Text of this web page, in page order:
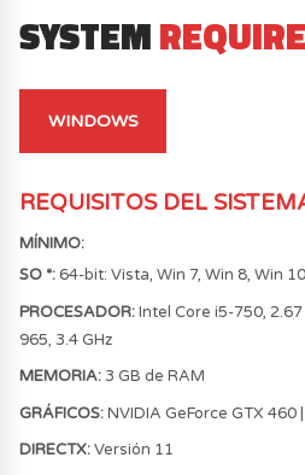
SYSTEM
WINDOWS
REQUISITOS DEL
MÍNIMO:
SO *:64-bit: Vista, Win 7, Win 8, Win 10
PROCESADOR:Intel Core i5-750, 2.67
965, 3.4 GHz
MEMORIA:3 GB de RAM
GRÁFICOS:NVIDIA GeForce GTX
DIRECTX:Versión 11